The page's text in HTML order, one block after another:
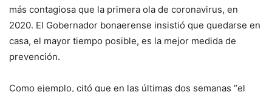
más contagiosa que la primera ola de coronavirus, en
2020. El Gobernador bonaerense insistió que quedarse en
casa, el mayor tiempo posible, es la mejor medida de
prevención.
Como ejemplo, citó que en las últimas dos semanas “el